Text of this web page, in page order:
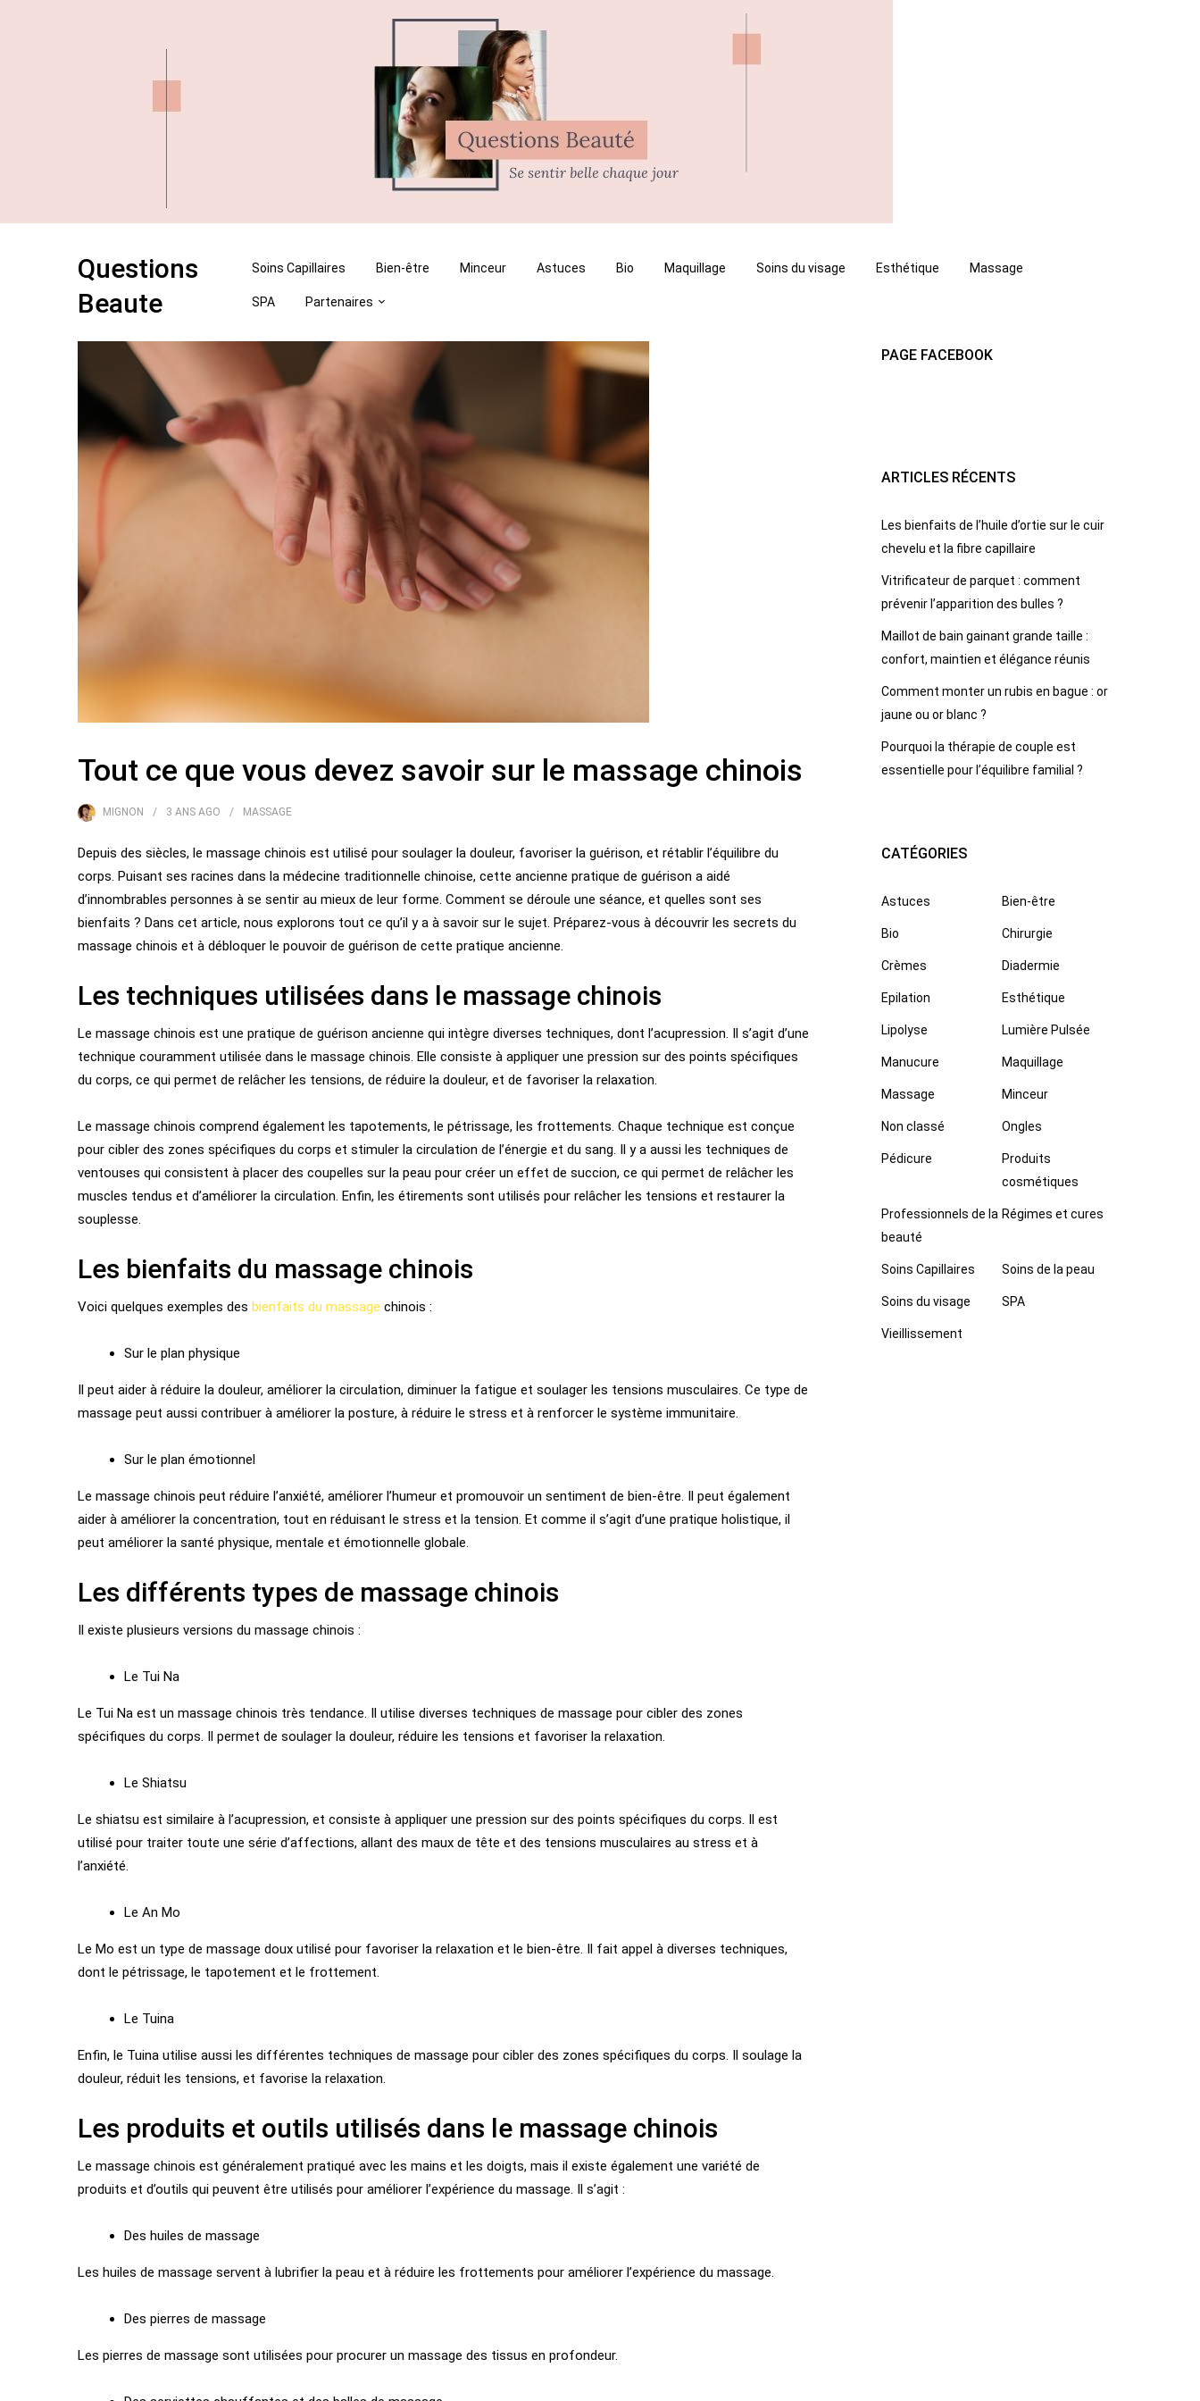
Questions
Beaute
Soins Capillaires Bien-être Minceur Astuces Bio Maquillage Soins du visage Esthétique Massage
SPA Partenaires
Tout ce que vous devez savoir sur le massage chinois
MIGNON 3 ANS AGO MASSAGE
Depuis des siècles, le massage chinois est utilisé pour soulager la douleur, favoriser la guérison, et rétablir l’équilibre du
corps. Puisant ses racines dans la médecine traditionnelle chinoise, cette ancienne pratique de guérison a aidé
d’innombrables personnes à se sentir au mieux de leur forme. Comment se déroule une séance, et quelles sont ses
bienfaits ? Dans cet article, nous explorons tout ce qu’il y a à savoir sur le sujet. Préparez-vous à découvrir les secrets du
massage chinois et à débloquer le pouvoir de guérison de cette pratique ancienne.
Les techniques utilisées dans le massage chinois
Le massage chinois est une pratique de guérison ancienne qui intègre diverses techniques, dont l’acupression. Il s’agit d’une
technique couramment utilisée dans le massage chinois. Elle consiste à appliquer une pression sur des points spécifiques
du corps, ce qui permet de relâcher les tensions, de réduire la douleur, et de favoriser la relaxation.
Le massage chinois comprend également les tapotements, le pétrissage, les frottements. Chaque technique est conçue
pour cibler des zones spécifiques du corps et stimuler la circulation de l’énergie et du sang. Il y a aussi les techniques de
ventouses qui consistent à placer des coupelles sur la peau pour créer un effet de succion, ce qui permet de relâcher les
muscles tendus et d’améliorer la circulation. Enfin, les étirements sont utilisés pour relâcher les tensions et restaurer la
souplesse.
Les bienfaits du massage chinois
Voici quelques exemples des bienfaits du massage chinois :
Sur le plan physique
Il peut aider à réduire la douleur, améliorer la circulation, diminuer la fatigue et soulager les tensions musculaires. Ce type de
massage peut aussi contribuer à améliorer la posture, à réduire le stress et à renforcer le système immunitaire.
Sur le plan émotionnel
Le massage chinois peut réduire l’anxiété, améliorer l’humeur et promouvoir un sentiment de bien-être. Il peut également
aider à améliorer la concentration, tout en réduisant le stress et la tension. Et comme il s’agit d’une pratique holistique, il
peut améliorer la santé physique, mentale et émotionnelle globale.
Les différents types de massage chinois
Il existe plusieurs versions du massage chinois :
Le Tui Na
Le Tui Na est un massage chinois très tendance. Il utilise diverses techniques de massage pour cibler des zones
spécifiques du corps. Il permet de soulager la douleur, réduire les tensions et favoriser la relaxation.
Le Shiatsu
Le shiatsu est similaire à l’acupression, et consiste à appliquer une pression sur des points spécifiques du corps. Il est
utilisé pour traiter toute une série d’affections, allant des maux de tête et des tensions musculaires au stress et à
l’anxiété.
Le An Mo
Le Mo est un type de massage doux utilisé pour favoriser la relaxation et le bien-être. Il fait appel à diverses techniques,
dont le pétrissage, le tapotement et le frottement.
Le Tuina
Enfin, le Tuina utilise aussi les différentes techniques de massage pour cibler des zones spécifiques du corps. Il soulage la
douleur, réduit les tensions, et favorise la relaxation.
Les produits et outils utilisés dans le massage chinois
Le massage chinois est généralement pratiqué avec les mains et les doigts, mais il existe également une variété de
produits et d’outils qui peuvent être utilisés pour améliorer l’expérience du massage. Il s’agit :
Des huiles de massage
Les huiles de massage servent à lubrifier la peau et à réduire les frottements pour améliorer l’expérience du massage.
Des pierres de massage
Les pierres de massage sont utilisées pour procurer un massage des tissus en profondeur.
PAGE FACEBOOK
ARTICLES RÉCENTS
Les bienfaits de l’huile d’ortie sur le cuir
chevelu et la fibre capillaire
Vitrificateur de parquet : comment
prévenir l’apparition des bulles ?
Maillot de bain gainant grande taille :
confort, maintien et élégance réunis
Comment monter un rubis en bague : or
jaune ou or blanc ?
Pourquoi la thérapie de couple est
essentielle pour l’équilibre familial ?
CATÉGORIES
Astuces Bien-être
Bio Chirurgie
Crèmes Diadermie
Epilation Esthétique
Lipolyse Lumière Pulsée
Manucure Maquillage
Massage Minceur
Non classé Ongles
Pédicure
Produits
cosmétiques
Professionnels de la
beauté
Régimes et cures
Soins Capillaires Soins de la peau
Soins du visage SPA
Vieillissement